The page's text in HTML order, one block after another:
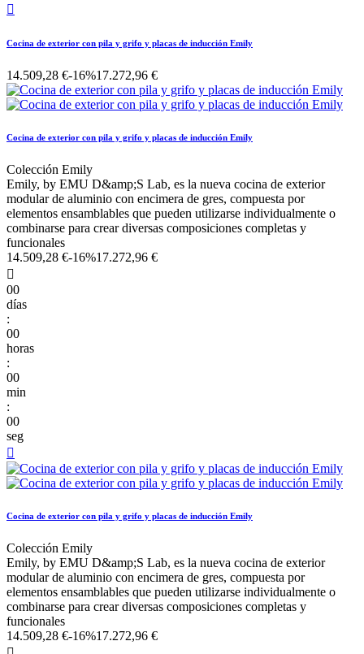

Cocina de exterior con pila y grifo y placas de inducción Emily
14.509,28 €-16%17.272,96 €
Cocina de exterior con pila y grifo y placas de inducción Emily
Colección Emily
Emily, by EMU D&amp;S Lab, es la nueva cocina de exterior
modular de aluminio con encimera de gres, compuesta por
elementos ensamblables que pueden utilizarse individualmente o
combinarse para crear diversas composiciones completas y
funcionales
14.509,28 €-16%17.272,96 €

00
días
:
00
horas
:
00
min
:
00
seg

Cocina de exterior con pila y grifo y placas de inducción Emily
Colección Emily
Emily, by EMU D&amp;S Lab, es la nueva cocina de exterior
modular de aluminio con encimera de gres, compuesta por
elementos ensamblables que pueden utilizarse individualmente o
combinarse para crear diversas composiciones completas y
funcionales
14.509,28 €-16%17.272,96 €